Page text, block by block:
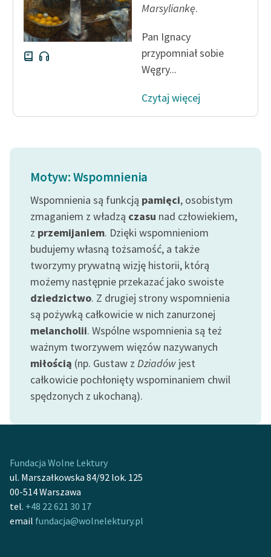
Marsyliankę.
Pan Ignacy
przypomniał sobie
Węgry...
Czytaj więcej
Motyw: Wspomnienia
Wspomnienia są funkcją pamięci, osobistym
zmaganiem z władzą czasu nad człowiekiem,
z przemijaniem. Dzięki wspomnieniom
budujemy własną tożsamość, a także
tworzymy prywatną wizję historii, którą
możemy następnie przekazać jako swoiste
dziedzictwo. Z drugiej strony wspomnienia
są pożywką całkowicie w nich zanurzonej
melancholii. Wspólne wspomnienia są też
ważnym tworzywem więzów nazywanych
miłością (np. Gustaw z Dziadów jest
całkowicie pochłonięty wspominaniem chwil
spędzonych z ukochaną).
Fundacja Wolne Lektury
ul. Marszałkowska 84/92 lok. 125
00-514 Warszawa
tel. +48 22 621 30 17
email fundacja@wolnelektury.pl